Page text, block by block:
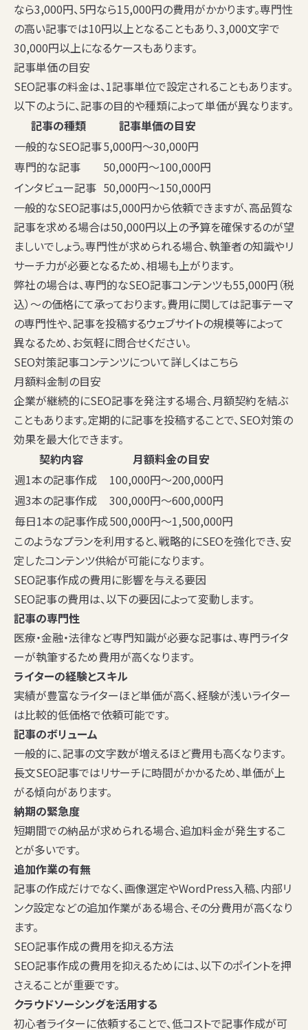
なら3,000円、5円なら15,000円の費用がかかります。専門性
の高い記事では10円以上となることもあり、3,000文字で
30,000円以上になるケースもあります。
記事単価の目安
SEO記事の料金は、1記事単位で設定されることもあります。
以下のように、記事の目的や種類によって単価が異なります。
記事の種類
記事単価の目安
一般的なSEO記事5,000円〜30,000円
専門的な記事
50,000円〜100,000円
インタビュー記事 50,000円〜150,000円
一般的なSEO記事は5,000円から依頼できますが、高品質な
記事を求める場合は50,000円以上の予算を確保するのが望
ましいでしょう。専門性が求められる場合、執筆者の知識やリ
サーチ力が必要となるため、相場も上がります。
弊社の場合は、専門的なSEO記事コンテンツも55,000円（税
込）〜の価格にて承っております。費用に関しては記事テーマ
の専門性や、記事を投稿するウェブサイトの規模等によって
異なるため、お気軽に問合せください。
SEO対策記事コンテンツについて詳しくはこちら
月額料金制の目安
企業が継続的にSEO記事を発注する場合、月額契約を結ぶ
こともあります。定期的に記事を投稿することで、SEO対策の
効果を最大化できます。
契約内容
月額料金の目安
週1本の記事作成
100,000円〜200,000円
週3本の記事作成
300,000円〜600,000円
毎日1本の記事作成500,000円〜1,500,000円
このようなプランを利用すると、戦略的にSEOを強化でき、安
定したコンテンツ供給が可能になります。
SEO記事作成の費用に影響を与える要因
SEO記事の費用は、以下の要因によって変動します。
記事の専門性
医療・金融・法律など専門知識が必要な記事は、専門ライタ
ーが執筆するため費用が高くなります。
ライターの経験とスキル
実績が豊富なライターほど単価が高く、経験が浅いライター
は比較的低価格で依頼可能です。
記事のボリューム
一般的に、記事の文字数が増えるほど費用も高くなります。
長文SEO記事ではリサーチに時間がかかるため、単価が上
がる傾向があります。
納期の緊急度
短期間での納品が求められる場合、追加料金が発生するこ
とが多いです。
追加作業の有無
記事の作成だけでなく、画像選定やWordPress入稿、内部リ
ンク設定などの追加作業がある場合、その分費用が高くなり
ます。
SEO記事作成の費用を抑える方法
SEO記事作成の費用を抑えるためには、以下のポイントを押
さえることが重要です。
クラウドソーシングを活用する
初心者ライターに依頼することで、低コストで記事作成が可